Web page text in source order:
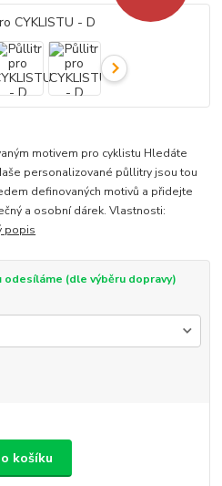
motivem pro cyklistu Hledáte
personalizované půllitry jsou tou
definovaných motivů a přidejte
a osobní dárek. Vlastnosti:
popis
odesíláme (dle výběru dopravy)
košíku